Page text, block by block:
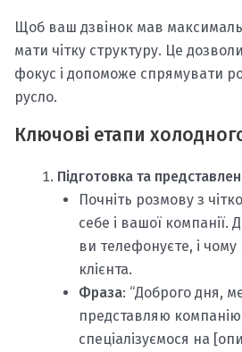
Щоб ваш дзвінок мав
мати чітку структуру. Це
фокус і допоможе спрямувати
русло.
Ключові етапи
Підготовка та
Почніть розмову з
себе і вашої компанії.
ви телефонуєте, і
клієнта.
Фраза: “Доброго дня,
представляю
спеціалізуємося на